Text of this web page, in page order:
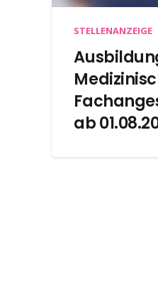
STELLENANZEIGE
ab